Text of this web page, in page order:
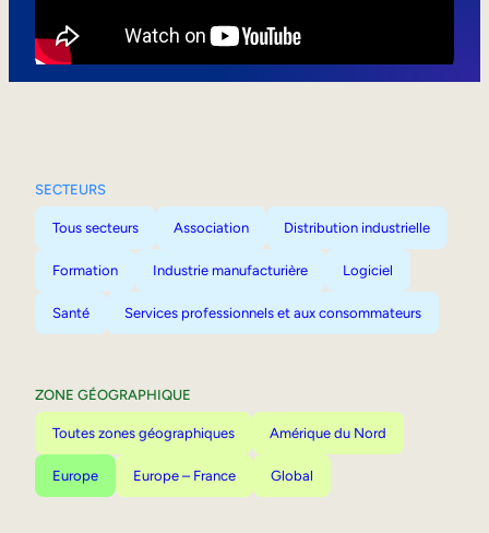
SECTEURS
Tous secteurs Association Distribution industrielle
Formation Industrie manufacturière Logiciel
Santé Services professionnels et aux consommateurs
ZONE GÉOGRAPHIQUE
Toutes zones géographiques Amérique du Nord
Europe Europe – France Global